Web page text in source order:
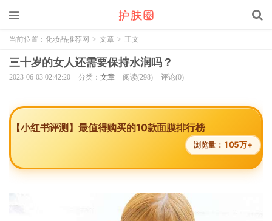
当前位置： 化妆品推荐网 > 文章 > 正文
三十岁的女人还需要保持水润吗？
2023-06-03 02:42:20 分类： 文章 阅读(298) 评论(0)
【小红书评测】最值得购买的10款面膜排行榜
浏览量： 105万+